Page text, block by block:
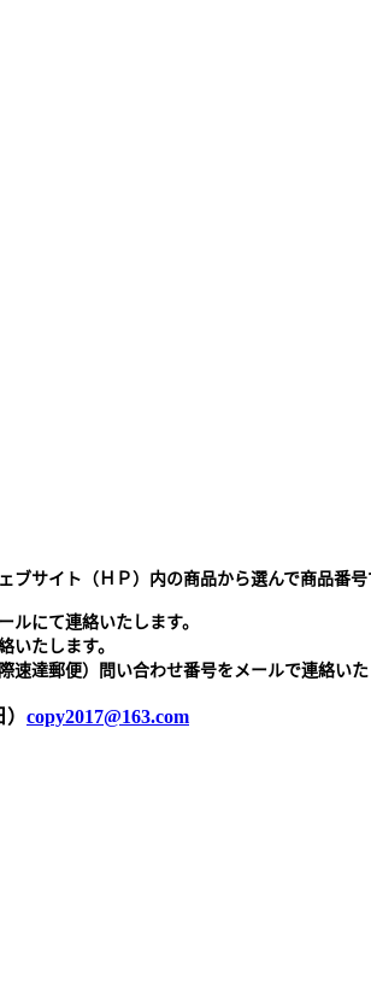
ブサイト（ＨＰ）内の商品から選んで商品番
ルにて連絡いたします。
いたします。
速達郵便）問い合わせ番号をメールで連絡いた
copy2017@163.com